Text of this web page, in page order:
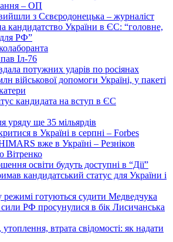
– ОП
вийшли з Сєвєродонецька – журналіст
кандидатство України в ЄС: “головне,
РФ”
Іл-76
потужних ударів по росіянах
військової допомоги Україні, у пакеті
кандидата на вступ в ЄС
уряду ще 35 мільярдів
в Україні в серпні – Forbes
вже в Україні – Резніков
Вітренко
освіти будуть доступні в “Дії”
кандидатський статус для України і
режимі готуються судити Медведчука
сили РФ просунулися в бік Лисичанська
втрата свідомості: як надати